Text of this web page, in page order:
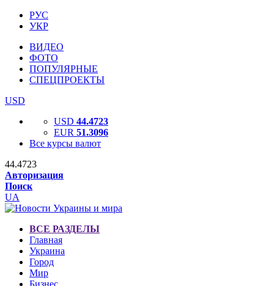
РУС
УКР
ВИДЕО
ФОТО
ПОПУЛЯРНЫЕ
СПЕЦПРОЕКТЫ
USD
USD 44.4723
EUR 51.3096
Все курсы валют
44.4723
Авторизация
Поиск
UA
ВСЕ РАЗДЕЛЫ
Главная
Украина
Город
Мир
Бизнес